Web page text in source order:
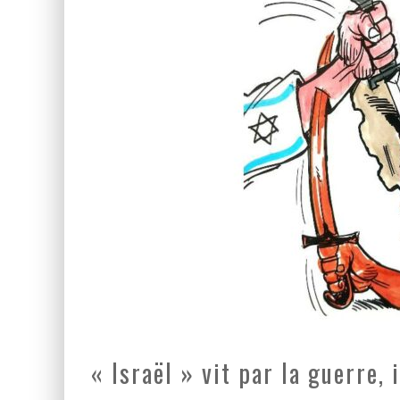
LA GUERRE SIONISTE,
LA BANALITÉ DU MAL
« Israël » vit par la guerre,